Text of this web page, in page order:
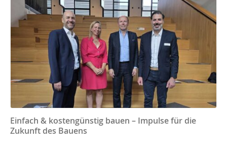
Einfach & kostengünstig bauen – Impulse für die
Zukunft des Bauens